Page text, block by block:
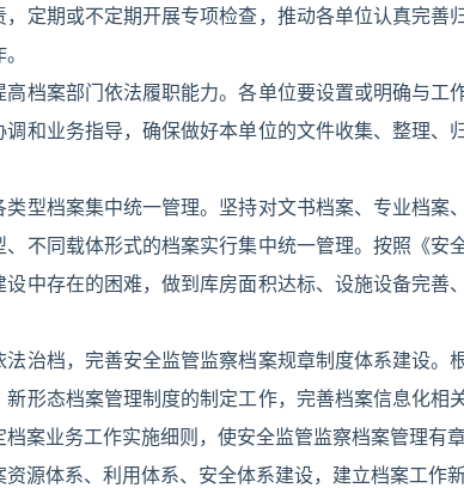
，定期或不定期开展专项检查，推动各单位认真完善
高档案部门依法履职能力。各单位要设置或明确与
调和业务指导，确保做好本单位的文件收集、整理、
类型档案集中统一管理。坚持对文书档案、专业档
、不同载体形式的档案实行集中统一管理。按照《安
设中存在的困难，做到库房面积达标、设施设备完善
法治档，完善安全监管监察档案规章制度体系建设
新形态档案管理制度的制定工作，完善档案信息化相
案业务工作实施细则，使安全监管监察档案管理有
资源体系、利用体系、安全体系建设，建立档案工作